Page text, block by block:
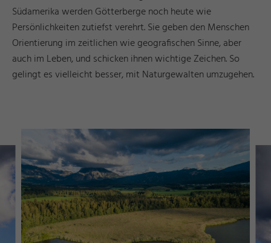
Südamerika werden Götterberge noch heute wie
Persönlichkeiten zutiefst verehrt. Sie geben den Menschen
Orientierung im zeitlichen wie geografischen Sinne, aber
auch im Leben, und schicken ihnen wichtige Zeichen. So
gelingt es vielleicht besser, mit Naturgewalten umzugehen.